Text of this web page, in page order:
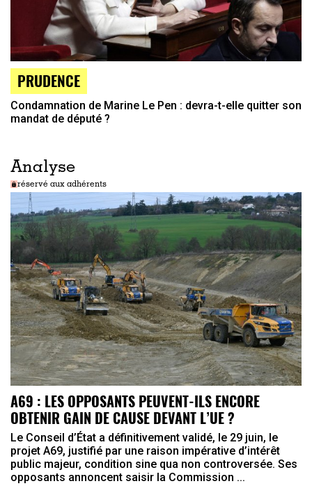
PRUDENCE
Condamnation de Marine Le Pen : devra-t-elle quitter son
mandat de député ?
Analyse
réservé aux adhérents
A69 : LES OPPOSANTS PEUVENT-ILS ENCORE
OBTENIR GAIN DE CAUSE DEVANT L’UE ?
Le Conseil d’État a définitivement validé, le 29 juin, le
projet A69, justifié par une raison impérative d’intérêt
public majeur, condition sine qua non controversée. Ses
opposants annoncent saisir la Commission ...